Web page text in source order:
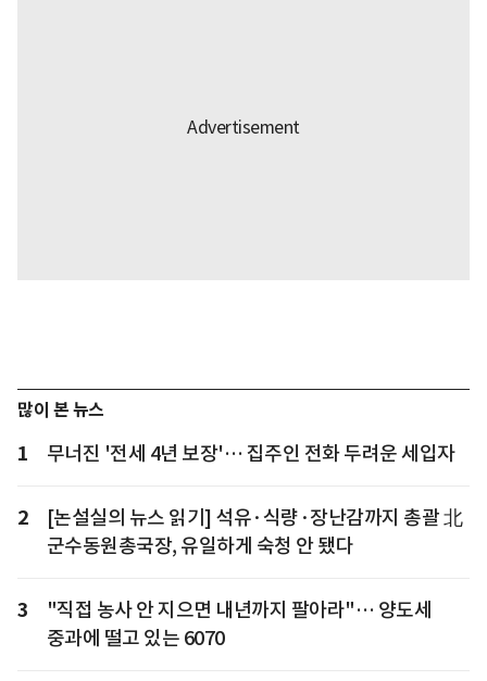
많이 본 뉴스
1 무너진 '전세 4년 보장'… 집주인 전화 두려운 세입자
2
[논설실의 뉴스 읽기] 석유·식량·장난감까지 총괄 北
군수동원총국장, 유일하게 숙청 안 됐다
3
"직접 농사 안 지으면 내년까지 팔아라"… 양도세
중과에 떨고 있는 6070